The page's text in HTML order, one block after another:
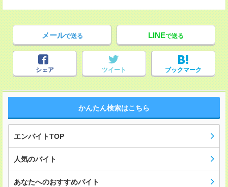
メールで送る LINEで送る
シェア ツイート ブックマーク
かんたん検索はこちら
エンバイトTOP
人気のバイト
あなたへのおすすめバイト